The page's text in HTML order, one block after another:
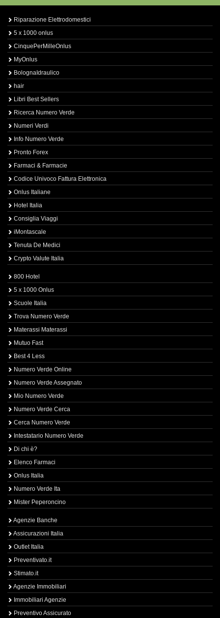
Riparazione Elettrodomestici
5 x 1000 onlus
CinquePerMilleOnlus
MyOnlus
BolognaIdraulico
hair
Libri Best Sellers
Ricerca Numero Verde
Numeri Verdi
Info Numero Verde
Pronto Forex
Farmaci & Farmacie
Codice Univoco Fattura Elettronica
Onlus Italiane
Hotel Italia
Consiglia Viaggi
iMontascale
Tenuta De Medici
Crypto Valute Italia
800 Hotel
5 x 1000 Onlus
Scuole Italia
Trova Numero Verde
Materassi Materassi
Mutuo Fast
Best 4 Less
Numero Verde Online
Numero Verde Assegnato
Mio Numero Verde
Numero Verde Cerca
Cerca Numero Verde
Intestatario Numero Verde
Di chi è?
Elenco Farmaci
Onlus Italia
Numero Verde Ita
Mister Peperoncino
Agenzie Banche
Assicurazioni Italia
Outlet Italia
Preventivato.it
Stimato.it
Agenzie Immobiliari
Immobiliari Agenzie
Preventivo Assicurato